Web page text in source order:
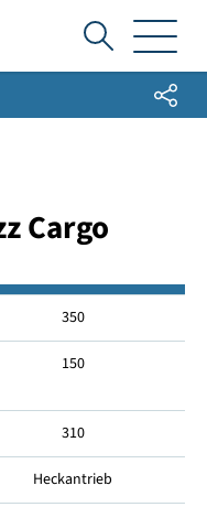
Ich
suche...Share
Cargo
350
150
310
Heckantrieb